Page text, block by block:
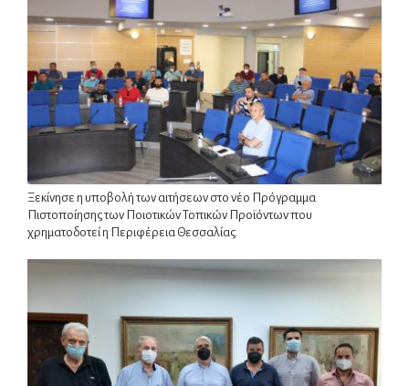
Ξεκίνησε η υποβολή των αιτήσεων στο νέο Πρόγραμμα
Πιστοποίησης των Ποιοτικών Τοπικών Προϊόντων που
χρηματοδοτεί η Περιφέρεια Θεσσαλίας